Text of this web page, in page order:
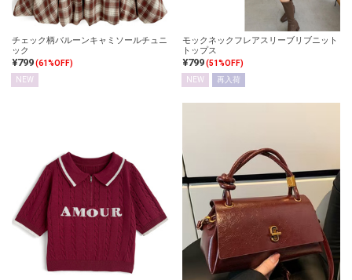
チェック柄バルーンキャミソールチュニ
ック
¥799(61%OFF)
NEW
モックネックフレアスリーブリブニット
トップス
¥799(51%OFF)
NEW
再入荷